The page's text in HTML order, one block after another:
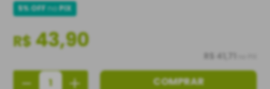
5% OFFnoPIX
R$43,90
R$ 41,71
＋
－ COMPRAR